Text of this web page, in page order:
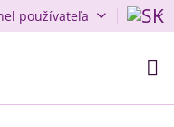
používateľa